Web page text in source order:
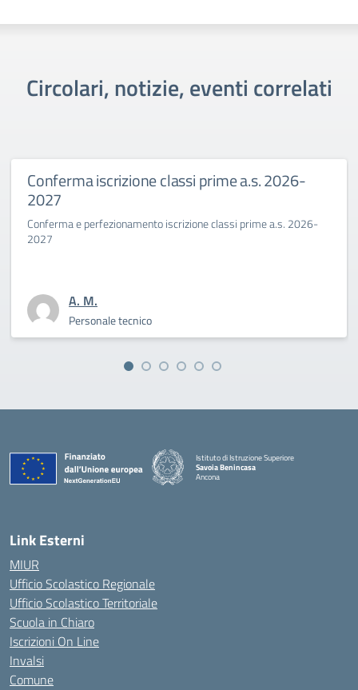
Circolari, notizie, eventi correlati
classi prime a.s. 2026-
iscrizione classi prime a.s. 2026-
Primo giorno di
La Dirigente Bertini:
Istituto di Istruzione Superiore
Savoia Benincasa
Ancona
Link Esterni
MIUR
Ufficio Scolastico Regionale
Ufficio Scolastico Territoriale
Scuola in Chiaro
Iscrizioni On Line
Invalsi
Comune